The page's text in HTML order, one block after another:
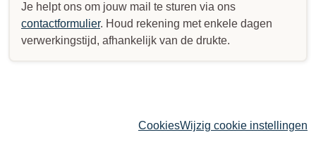
Je helpt ons om jouw mail te sturen via ons
contactformulier. Houd rekening met enkele dagen
verwerkingstijd, afhankelijk van de drukte.
CookiesWijzig cookie instellingen